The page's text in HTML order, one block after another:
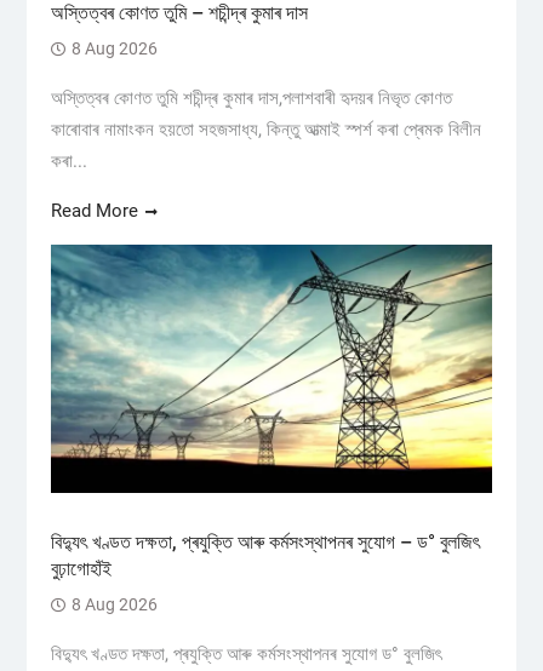
অস্তিত্বৰ কোণত তুমি – শচীন্দ্ৰ কুমাৰ দাস
8 Aug 2026
অস্তিত্বৰ কোণত তুমি শচীন্দ্ৰ কুমাৰ দাস,পলাশবাৰী হৃদয়ৰ নিভৃত কোণত
কাৰোবাৰ নামাংকন হয়তো সহজসাধ্য, কিন্তু আত্মাই স্পৰ্শ কৰা প্ৰেমক বিলীন
কৰা...
Read More
বিদ্যুৎ খণ্ডত দক্ষতা, প্ৰযুক্তি আৰু কৰ্মসংস্থাপনৰ সুযোগ – ড° বুলজিৎ
বুঢ়াগোহাঁই
8 Aug 2026
বিদ্যুৎ খণ্ডত দক্ষতা, প্ৰযুক্তি আৰু কৰ্মসংস্থাপনৰ সুযোগ ড° বুলজিৎ